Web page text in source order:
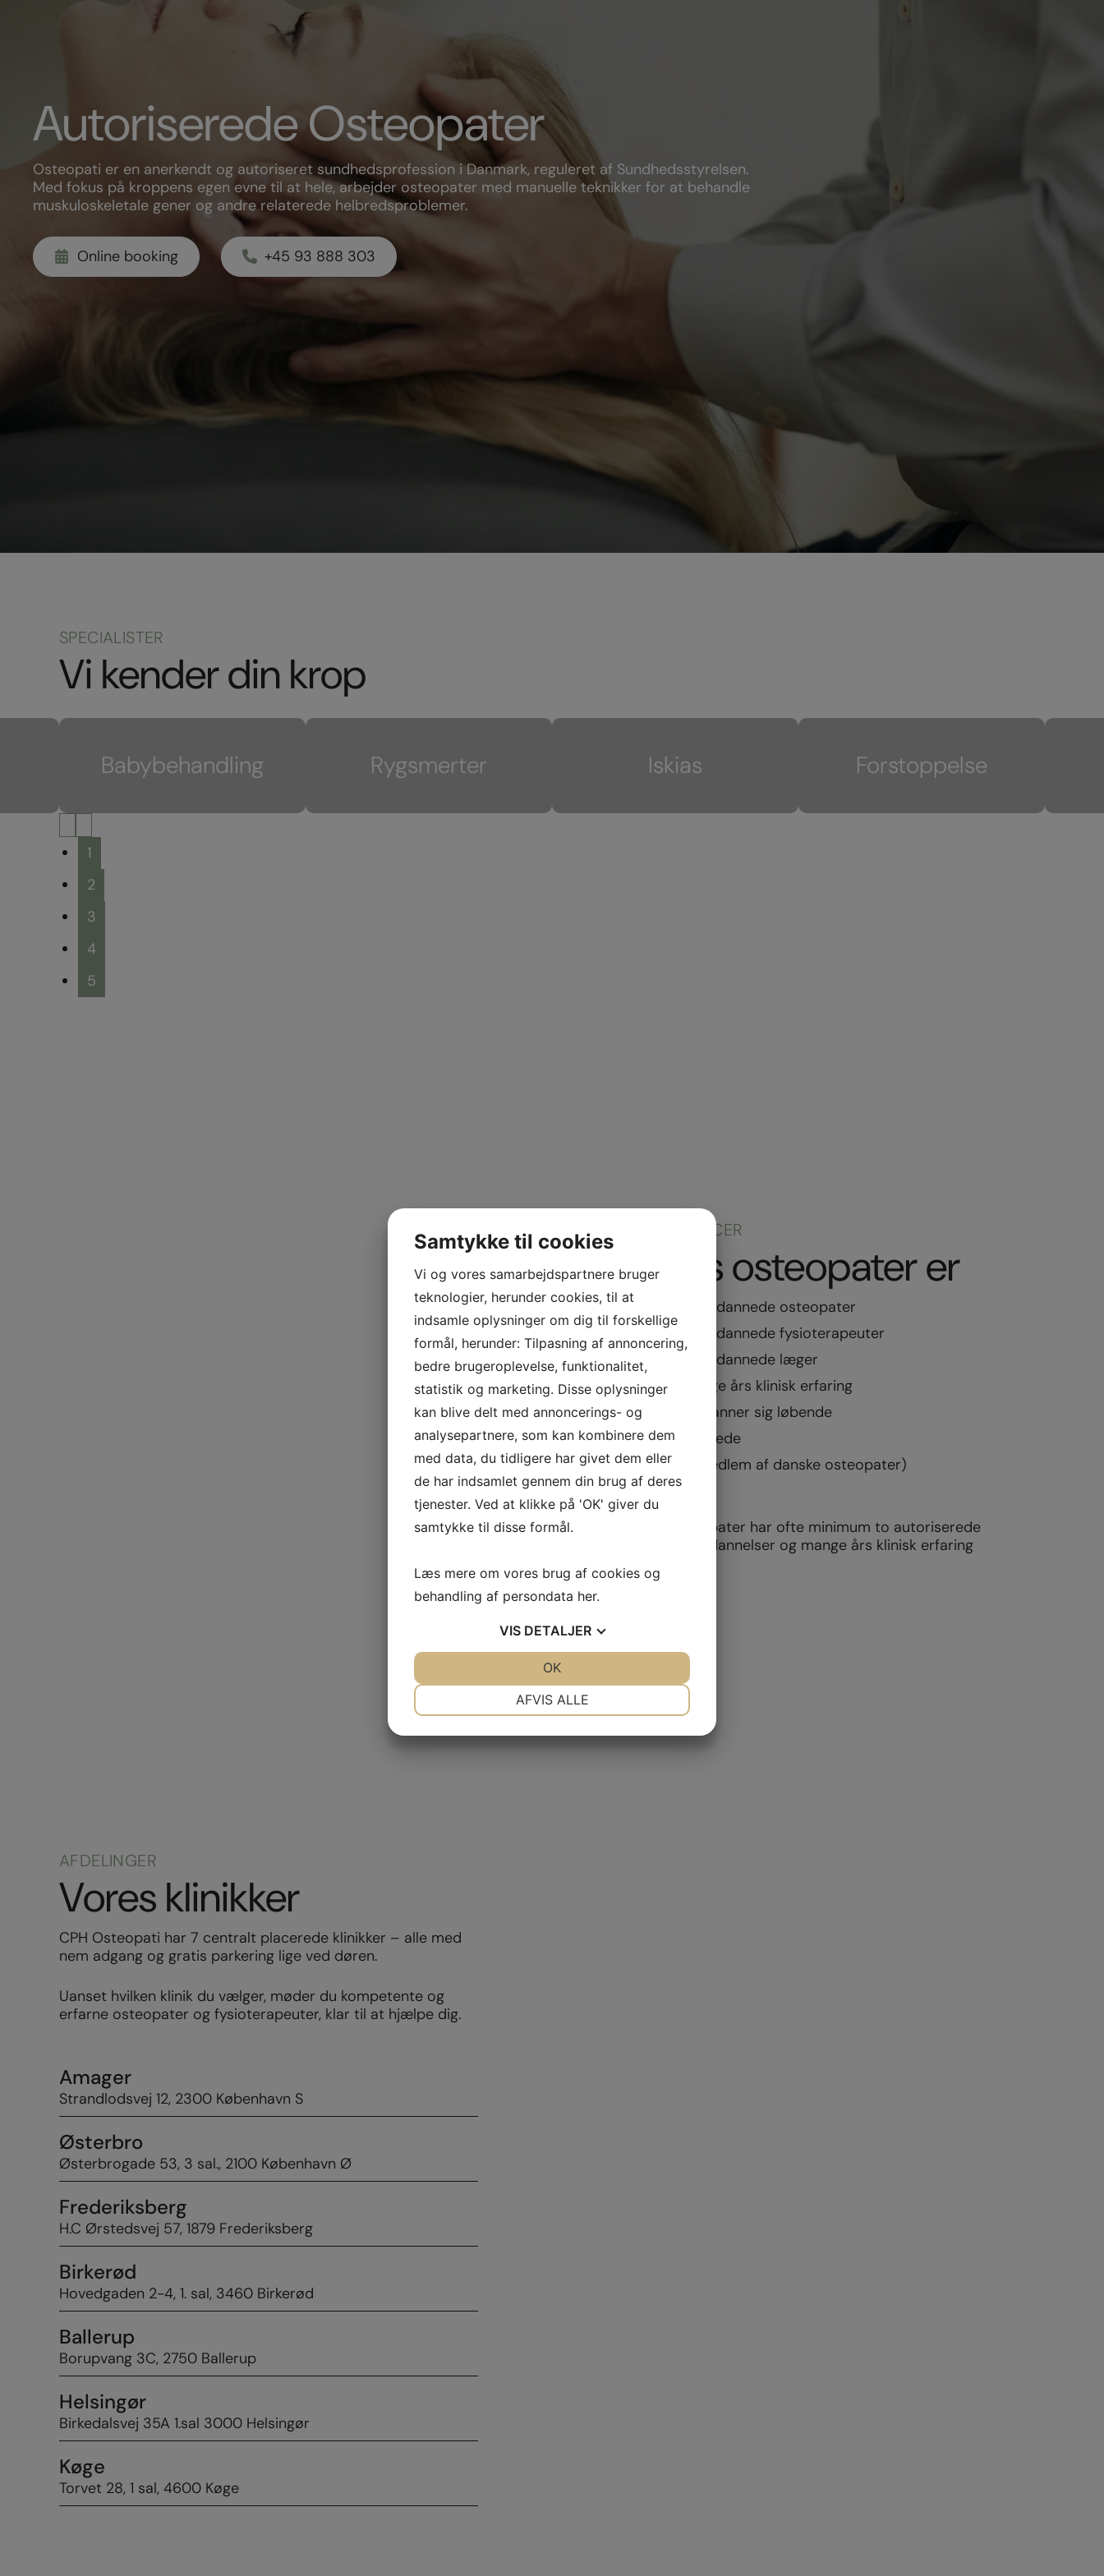
Autoriserede Osteopater
Osteopati er en anerkendt og autoriseret sundhedsprofession i Danmark, reguleret af Sundhedsstyrelsen.
Med fokus på kroppens egen evne til at hele, arbejder osteopater med manuelle teknikker for at behandle
muskuloskeletale gener og andre relaterede helbredsproblemer.
Online booking +45 93 888 303
SPECIALISTER
Vi kender din krop
Babybehandling Rygsmerter Iskias Forstoppelse
1
2
3
4
5
KOMPETENCER
Vores osteopater er
Færdiguddannede osteopater
Færdiguddannede fysioterapeuter
Færdiguddannede læger
Har mange års klinisk erfaring
Efteruddanner sig løbende
Autoriserede
M.D.O:(Medlem af danske osteopater)
Høj faglighed
Vores osteopater har ofte minimum to autoriserede
sundhedsuddannelser og mange års klinisk erfaring
AFDELINGER
Vores klinikker
CPH Osteopati har 7 centralt placerede klinikker – alle med
nem adgang og gratis parkering lige ved døren.
Uanset hvilken klinik du vælger, møder du kompetente og
erfarne osteopater og fysioterapeuter, klar til at hjælpe dig.
Amager
Strandlodsvej 12, 2300 København S
Østerbro
Østerbrogade 53, 3 sal., 2100 København Ø
Frederiksberg
H.C Ørstedsvej 57, 1879 Frederiksberg
Birkerød
Hovedgaden 2-4, 1. sal, 3460 Birkerød
Ballerup
Borupvang 3C, 2750 Ballerup
Helsingør
Birkedalsvej 35A 1.sal 3000 Helsingør
Køge
Torvet 28, 1 sal, 4600 Køge
Samtykke til cookies
Vi og vores samarbejdspartnere bruger
teknologier, herunder cookies, til at
indsamle oplysninger om dig til forskellige
formål, herunder: Tilpasning af annoncering,
bedre brugeroplevelse, funktionalitet,
statistik og marketing. Disse oplysninger
kan blive delt med annoncerings- og
analysepartnere, som kan kombinere dem
med data, du tidligere har givet dem eller
de har indsamlet gennem din brug af deres
tjenester. Ved at klikke på 'OK' giver du
samtykke til disse formål.
Læs mere om vores brug af cookies og
behandling af persondata her.
VIS DETALJER
AFVIS ALLE
OK